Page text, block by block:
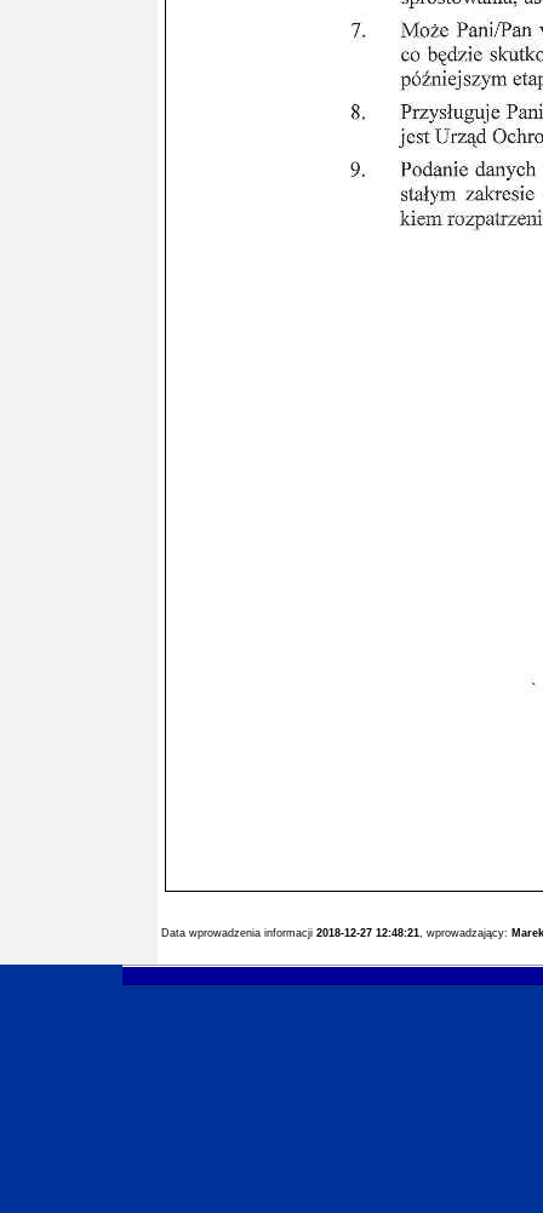
Data wprowadzenia informacji 2018-12-27 12:48:21, wprowadzający: